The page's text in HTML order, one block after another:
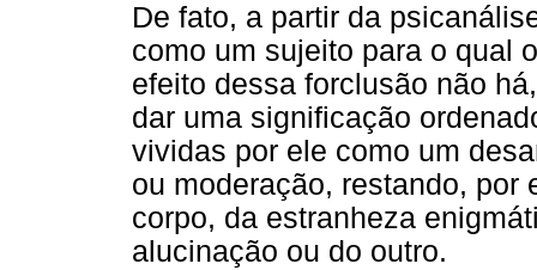
De fato, a partir da
como um sujeito para o qual
efeito dessa forclusão não
dar uma significação
vividas por ele como um
ou moderação, restando, por
corpo, da estranheza
alucinação ou do outro.